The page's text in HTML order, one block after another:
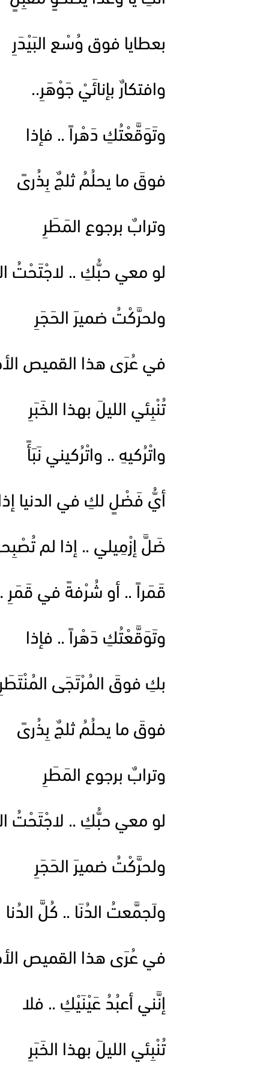
بعطايا فوق وُسْع البَيْدَرِ
وافتكارٌ بإنائَيْ جَوْهَرِ..
وتَوَقَّعْتُكِ دَهْراً .. فإذا
فوقَ ما يحلُمُ ثلجٌ بِذُرىً
وترابٌ برجوع المَطَرِ
لو معي حبُّكِ .. لاجْتَحْتُ
ولحرَّكْتُ ضميرَ الحَجَرِ
في عُرَى هذا القميص
تُنْبِئي الليلَ بهذا الخَبَرِ
واتْرُكيهِ .. واتْرُكيني نَبَأً
أيُّ فَضْلٍ لكِ في الدنيا
ضَلَّ إزْمِيلي .. إذا لم
قَمَراً .. أو شُرْفةً في قَمَرِ
وتَوَقَّعْتُكِ دَهْراً .. فإذا
بكِ فوقَ المُرْتَجَى
فوقَ ما يحلُمُ ثلجٌ بِذُرىً
وترابٌ برجوع المَطَرِ
لو معي حبُّكِ .. لاجْتَحْتُ
ولحرَّكْتُ ضميرَ الحَجَرِ
ولَجمَّعتُ الدُنَا .. كُلَّ الدُنا
في عُرَى هذا القميص
إنَّني أعبُدُ عَيْنَيْكِ .. فلا
تُنْبِئي الليلَ بهذا الخَبَرِ